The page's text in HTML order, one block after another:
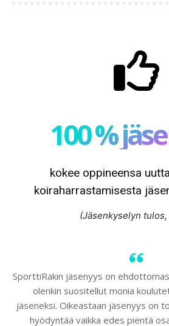
100 %
kokee oppineensa
koiraharrastamisesta
(Jäsenkyselyn tulos,
SporttiRakin jäsenyys on
olenkin suositellut monia
jäseneksi. Oikeastaan jäsenyys on
hyödyntää vaikka edes pientä